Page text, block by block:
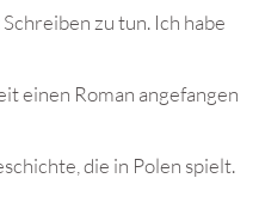
zu tun. Ich habe
einen Roman angefangen
die in Polen spielt.